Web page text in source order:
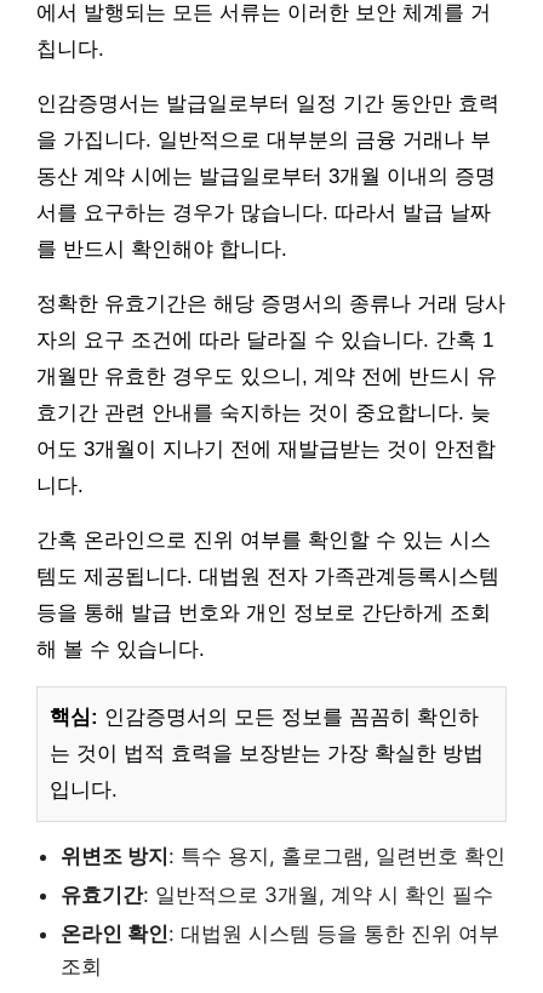
에서 발행되는 모든 서류는 이러한 보안 체계를 거
칩니다.
인감증명서는 발급일로부터 일정 기간 동안만 효력
을 가집니다. 일반적으로 대부분의 금융 거래나 부
동산 계약 시에는 발급일로부터 3개월 이내의 증명
서를 요구하는 경우가 많습니다. 따라서 발급 날짜
를 반드시 확인해야 합니다.
정확한 유효기간은 해당 증명서의 종류나 거래 당사
자의 요구 조건에 따라 달라질 수 있습니다. 간혹 1
개월만 유효한 경우도 있으니, 계약 전에 반드시 유
효기간 관련 안내를 숙지하는 것이 중요합니다. 늦
어도 3개월이 지나기 전에 재발급받는 것이 안전합
니다.
간혹 온라인으로 진위 여부를 확인할 수 있는 시스
템도 제공됩니다. 대법원 전자 가족관계등록시스템
등을 통해 발급 번호와 개인 정보로 간단하게 조회
해 볼 수 있습니다.
핵심: 인감증명서의 모든 정보를 꼼꼼히 확인하
는 것이 법적 효력을 보장받는 가장 확실한 방법
입니다.
위변조 방지 : 특수 용지, 홀로그램, 일련번호 확인
유효기간: 일반적으로 3개월, 계약 시 확인 필수
온라인 확인: 대법원 시스템 등을 통한 진위 여부
조회